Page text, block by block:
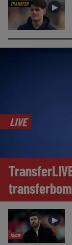
TRANSFER ►
LIVE
MEDIE
►